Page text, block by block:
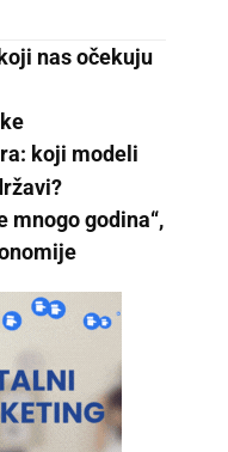
nas očekuju
koji modeli
mnogo godina“,